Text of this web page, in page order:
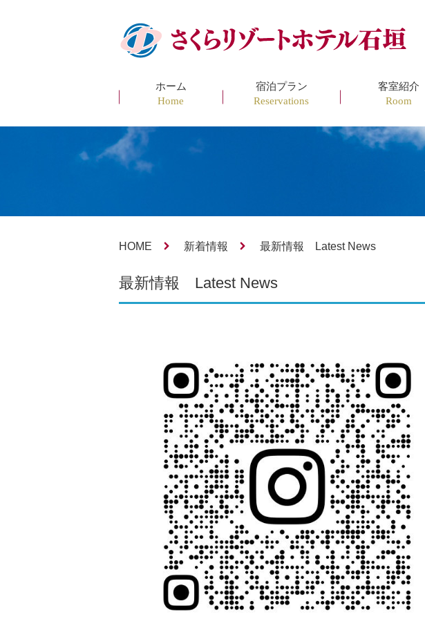
ホーム
Home
宿泊プラン
Reservations
客室紹介
Room
HOME 新着情報 最新情報 Latest News
最新情報 Latest News